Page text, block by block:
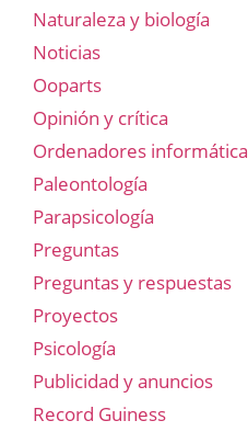
Naturaleza y biología
Noticias
Ooparts
Opinión y crítica
Ordenadores informática
Paleontología
Parapsicología
Preguntas
Preguntas y respuestas
Proyectos
Psicología
Publicidad y anuncios
Record Guiness